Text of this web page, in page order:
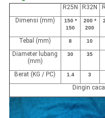
R25N R32N
Dimensi (mm)
150 *
150
200 *
200
Tebal (mm) 8 10
Diameter lubang
(mm)
30 35
Berat (KG / PC) 1.4 3
Dingin